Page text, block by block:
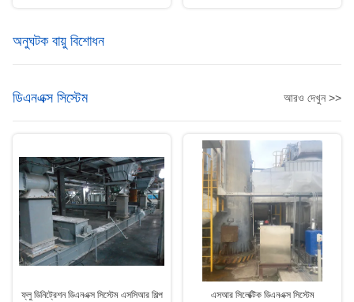
অনুঘটক বায়ু বিশোধন
ডিএনএক্স সিস্টেম আরও দেখুন >>
ফ্লু ডিনিট্রেশন ডিএনএক্স সিস্টেম এসসিআর শিল্প
এসআর সিলেক্টিক ডিএনএক্স সিস্টেম